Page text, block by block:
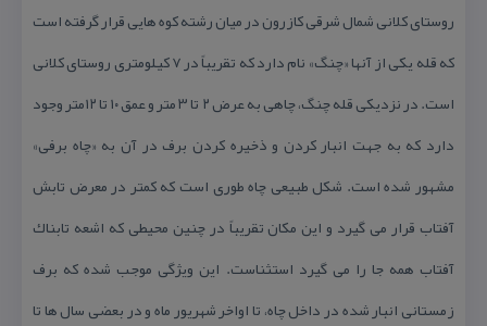
روستای كلانی شمال شرقی كازرون در میان رشته كوه هایی قرار گرفته است
كه قله یكی از آنها «چنگ» نام دارد كه تقریباً در ۷ كیلومتری روستای كلانی
است. در نزدیكی قله چنگ، چاهی به عرض ۲ تا ۳ متر و عمق ۱۰ تا ۱۲متر وجود
دارد كه به جهت انبار كردن و ذخیره كردن برف در آن به «چاه برفی»
مشهور شده است. شكل طبیعی چاه طوری است كه كمتر در معرض تابش
آفتاب قرار می گیرد و این مكان تقریباً در چنین محیطی كه اشعه تابناك
آفتاب همه جا را می گیرد استثناست. این ویژگی موجب شده كه برف
زمستانی انبار شده در داخل چاه، تا اواخر شهریور ماه و در بعضی سال ها تا